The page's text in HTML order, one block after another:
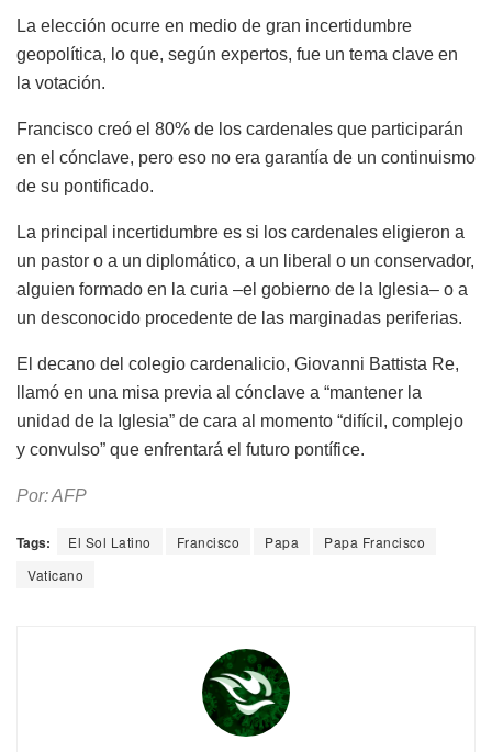
La elección ocurre en medio de gran incertidumbre
geopolítica, lo que, según expertos, fue un tema clave en
la votación.
Francisco creó el 80% de los cardenales que participarán
en el cónclave, pero eso no era garantía de un continuismo
de su pontificado.
La principal incertidumbre es si los cardenales eligieron a
un pastor o a un diplomático, a un liberal o un conservador,
alguien formado en la curia –el gobierno de la Iglesia– o a
un desconocido procedente de las marginadas periferias.
El decano del colegio cardenalicio, Giovanni Battista Re,
llamó en una misa previa al cónclave a “mantener la
unidad de la Iglesia” de cara al momento “difícil, complejo
y convulso” que enfrentará el futuro pontífice.
Por: AFP
Tags: El Sol Latino Francisco Papa
Papa Francisco
Vaticano